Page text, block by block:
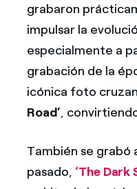
grabaron
impulsar la
especialmente a
grabación de la
icónica foto
Road’,
También se grabó
pasado,‘The Dark